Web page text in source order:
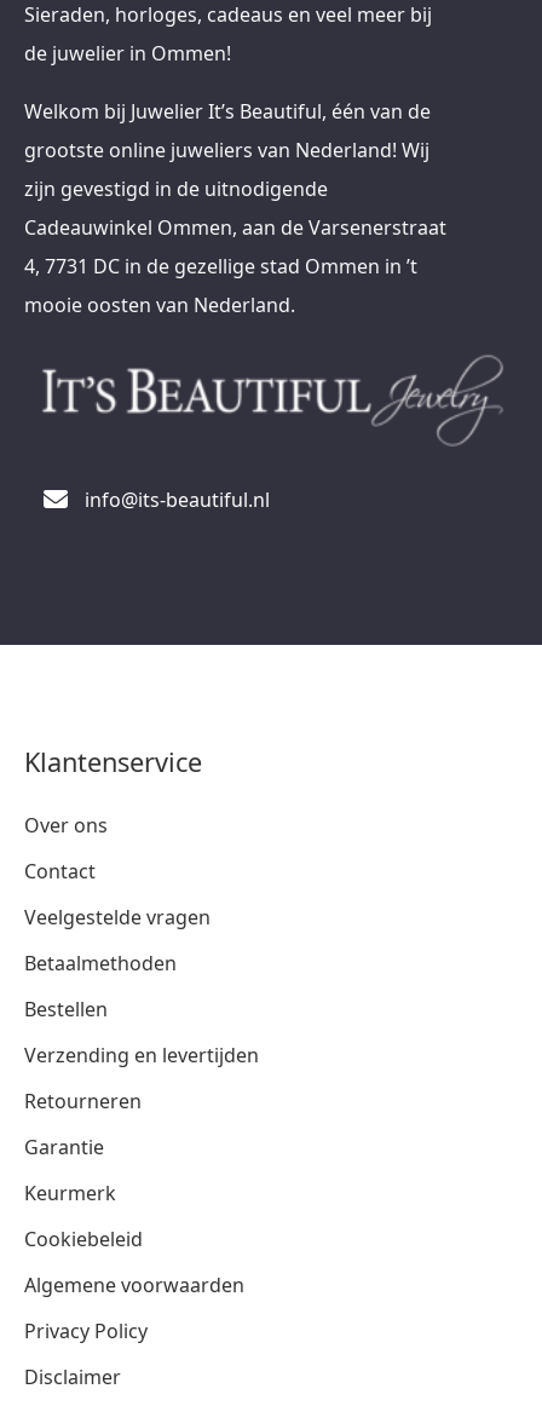
Sieraden, horloges, cadeaus en veel meer bij
de juwelier in Ommen!
Welkom bij Juwelier It’s Beautiful, één van de
grootste online juweliers van Nederland! Wij
zijn gevestigd in de uitnodigende
Cadeauwinkel Ommen, aan de Varsenerstraat
4, 7731 DC in de gezellige stad Ommen in ’t
mooie oosten van Nederland.
info@its-beautiful.nl
Klantenservice
Over ons
Contact
Veelgestelde vragen
Betaalmethoden
Bestellen
Verzending en levertijden
Retourneren
Garantie
Keurmerk
Cookiebeleid
Algemene voorwaarden
Privacy Policy
Disclaimer